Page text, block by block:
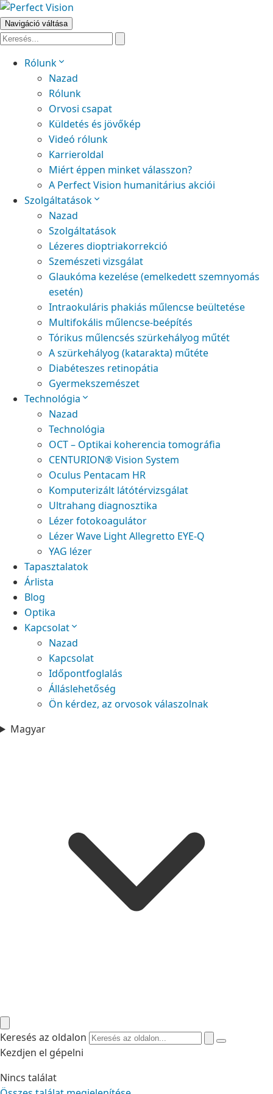
Navigáció váltása
Rólunk
Nazad
Rólunk
Orvosi csapat
Küldetés és jövőkép
Videó rólunk
Karrieroldal
Miért éppen minket válasszon?
A Perfect Vision humanitárius akciói
Szolgáltatások
Nazad
Szolgáltatások
Lézeres dioptriakorrekció
Szemészeti vizsgálat
Glaukóma kezelése (emelkedett szemnyomás
esetén)
Intraokuláris phakiás műlencse beültetése
Multifokális műlencse-beépítés
Tórikus műlencsés szürkehályog műtét
A szürkehályog (katarakta) műtéte
Diabéteszes retinopátia
Gyermekszemészet
Technológia
Nazad
Technológia
OCT – Optikai koherencia tomográfia
CENTURION® Vision System
Oculus Pentacam HR
Komputerizált látótérvizsgálat
Ultrahang diagnosztika
Lézer fotokoagulátor
Lézer Wave Light Allegretto EYE-Q
YAG lézer
Tapasztalatok
Árlista
Blog
Optika
Kapcsolat
Nazad
Kapcsolat
Időpontfoglalás
Álláslehetőség
Ön kérdez, az orvosok válaszolnak
Magyar
Keresés az oldalon
Kezdjen el gépelni
Nincs találat